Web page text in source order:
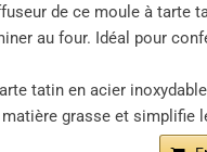
de ce moule à tarte
au four. Idéal pour
tatin en acier
grasse et simplifie